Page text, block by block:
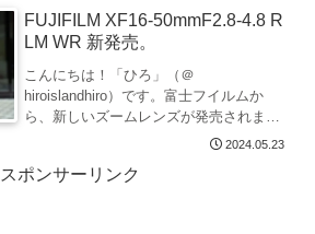
予約開始日の夜には、すでにブラッ
ク、...
FUJIFILM XF16-50mmF2.8-4.8 R
LM WR 新発売。
こんにちは！「ひろ」（＠
hiroislandhiro）です。富士フイルムか
ら、新しいズームレンズが発売されま
す。そのレンズは、「XF16-50mmF2.8-
24mmから中望遠75mmの焦点距離を...
2024.05.23
スポンサーリンク